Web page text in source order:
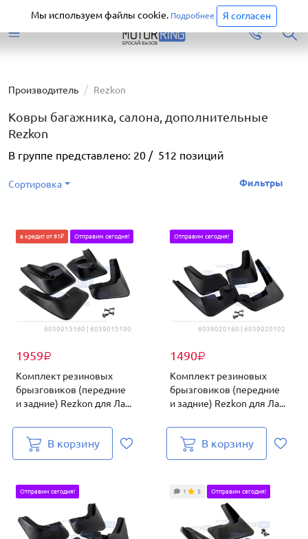
Перейти
Производитель Rezkon
Ковры багажника, салона, дополнительные
Rezkon
В группе представлено: 20 / 512 позиций
Сортировка Фильтры
6039015160 | 6039015190
1959₽
в кредит от 81₽ Отправим сегодня!
Комплект резиновых
брызговиков (передние
и задние) Rezkon для Ла...
В корзину
6039020160 | 6039020102
1490₽
Отправим сегодня!
Комплект резиновых
брызговиков (передние
и задние) Rezkon для Ла...
В корзину
Отправим сегодня! 1 5 Отправим сегодня!
Мы используем файлы cookie. Подробнее Я согласен